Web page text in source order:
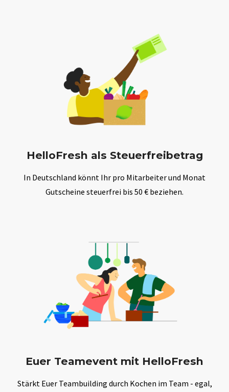
HelloFresh als Steuerfreibetrag
In Deutschland könnt Ihr pro Mitarbeiter und Monat
Gutscheine steuerfrei bis 50 € beziehen.
Euer Teamevent mit HelloFresh
Stärkt Euer Teambuilding durch Kochen im Team - egal,